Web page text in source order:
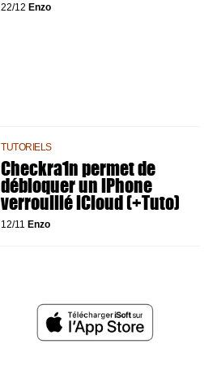
22/12 Enzo
TUTORIELS
Checkra1n permet de
débloquer un iPhone
verrouillé iCloud (+Tuto)
12/11 Enzo